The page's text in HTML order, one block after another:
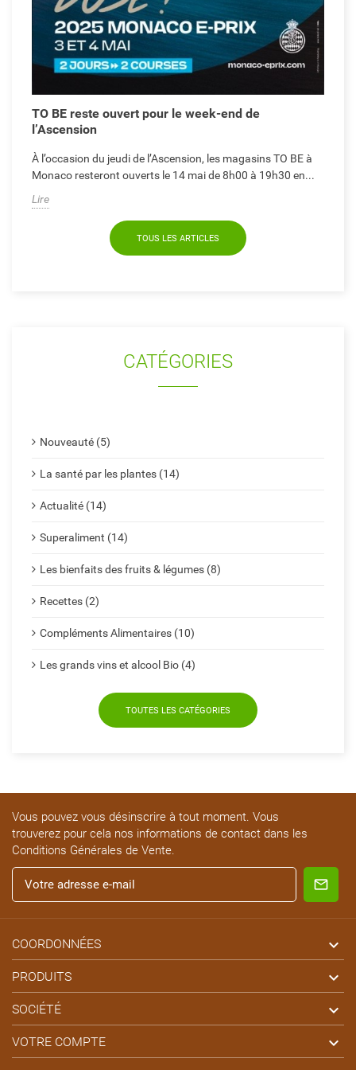
TO BE reste ouvert pour le week-end de
l’Ascension
À l’occasion du jeudi de l’Ascension, les magasins TO BE à
Monaco resteront ouverts le 14 mai de 8h00 à 19h30 en...
Lire
TOUS LES ARTICLES
CATÉGORIES
Nouveauté (5)
La santé par les plantes (14)
Actualité (14)
Superaliment (14)
Les bienfaits des fruits & légumes (8)
Recettes (2)
Compléments Alimentaires (10)
Les grands vins et alcool Bio (4)
TOUTES LES CATÉGORIES
Vous pouvez vous désinscrire à tout moment. Vous
trouverez pour cela nos informations de contact dans les
Conditions Générales de Vente.
COORDONNÉES 
PRODUITS 
SOCIÉTÉ 
VOTRE COMPTE 